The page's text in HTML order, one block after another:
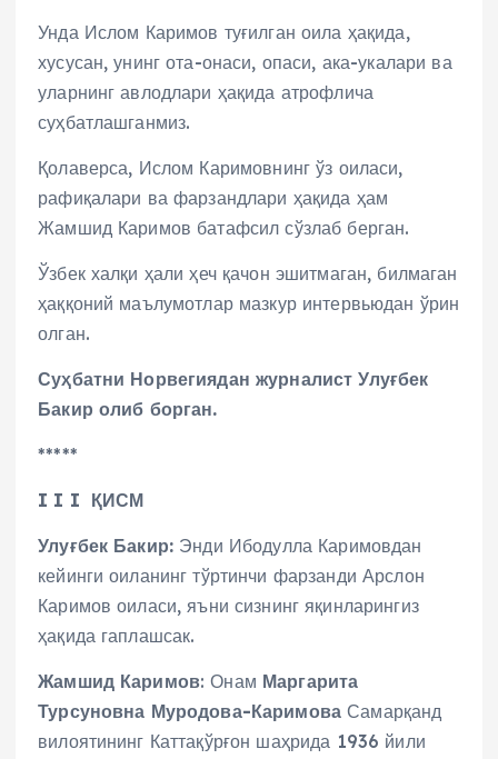
Унда Ислом Каримов туғилган оила ҳақида,
хусусан, унинг ота-онаси, опаси, ака-укалари ва
уларнинг авлодлари ҳақида атрофлича
суҳбатлашганмиз.
Қолаверса, Ислом Каримовнинг ўз оиласи,
рафиқалари ва фарзандлари ҳақида ҳам
Жамшид Каримов батафсил сўзлаб берган.
Ўзбек халқи ҳали ҳеч қачон эшитмаган, билмаган
ҳаққоний маълумотлар мазкур интервьюдан ўрин
олган.
Суҳбатни Норвегиядан журналист Улуғбек
Бакир олиб борган.
*****
I I I ҚИСМ
Улуғбек Бакир: Энди Ибодулла Каримовдан
кейинги оиланинг тўртинчи фарзанди Арслон
Каримов оиласи, яъни сизнинг яқинларингиз
ҳақида гаплашсак.
Жамшид Каримов: Онам Маргарита
Турсуновна Муродова-Каримова Самарқанд
вилоятининг Каттақўрғон шаҳрида 1936 йили